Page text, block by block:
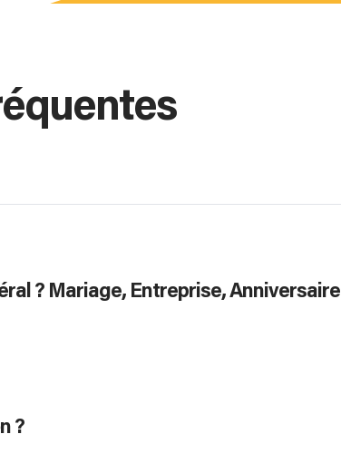
? Mariage, Entreprise, Anniversaire
?